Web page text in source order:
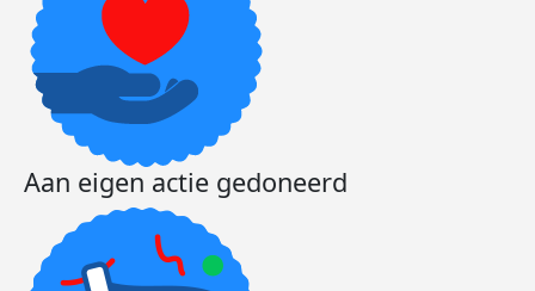
Aan eigen actie gedoneerd